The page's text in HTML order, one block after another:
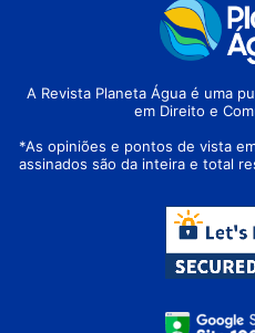
A Revista Planeta Água é uma
em Direito e
*As opiniões e pontos de vista
assinados são da inteira e total